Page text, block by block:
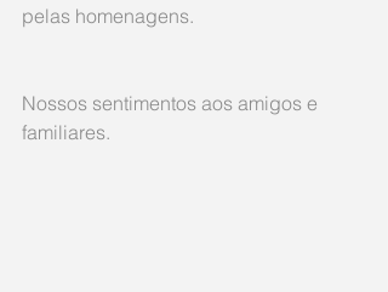
pelas homenagens.
Nossos sentimentos aos amigos e
familiares.